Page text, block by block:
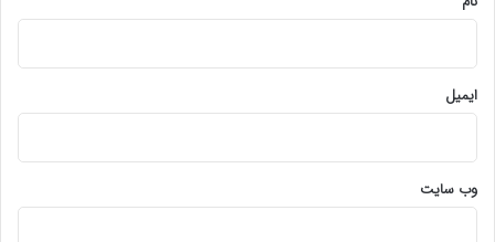
ایمیل
وب‌ سایت